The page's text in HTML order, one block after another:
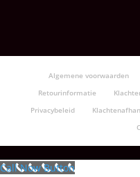
Algemene voorwaarden
Retourinformatie
Privacybeleid
Call Now Button